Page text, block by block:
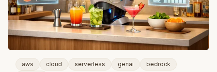
aws cloud serverless genai
bedrock